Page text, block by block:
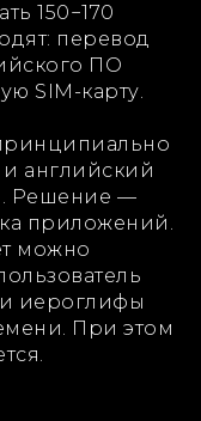
150−170
перевод
ПО
SIM-карту.
английский
Решение —
приложений.
можно
иероглифы
При этом